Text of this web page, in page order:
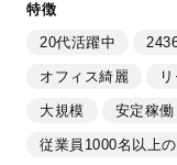
特徴
20代活躍中
オフィス綺麗
大規模 安定稼働
従業員1000名以上